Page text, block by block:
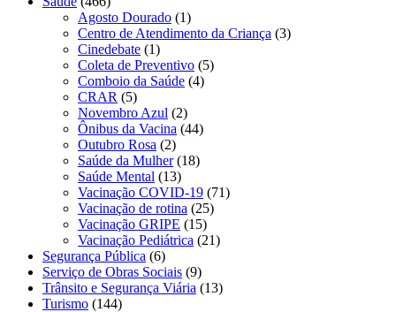
Agosto Dourado (1)
Centro de Atendimento da Criança (3)
Cinedebate (1)
Coleta de Preventivo (5)
Comboio da Saúde (4)
CRAR (5)
Novembro Azul (2)
Ônibus da Vacina (44)
Outubro Rosa (2)
Saúde da Mulher(18)
Saúde Mental (13)
Vacinação COVID-19 (71)
Vacinação de rotina (25)
Vacinação GRIPE (15)
Vacinação Pediátrica (21)
Segurança Pública (6)
Serviço de Obras Sociais (9)
Trânsito e Segurança Viária (13)
Turismo (144)